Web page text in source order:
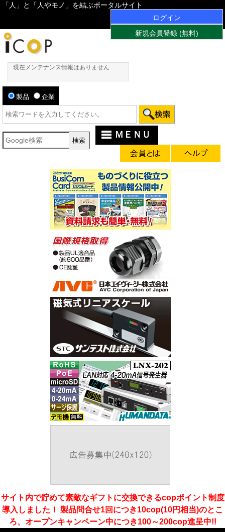
「人」と「人やモノ」を結ぶポータルサイト
ログイン
新規会員登録 (無料)
現在メンテナンス情報はありません
製品 企業
ＭＥＮＵ
サイト内で貯めて素敵なギフトに交換できるcopポイント制度
導入しました！ 製品問合せ1回につき10cop(10円相当)のとこ
ろ、オープンキャンペーン中につき100～200cop進呈中!!